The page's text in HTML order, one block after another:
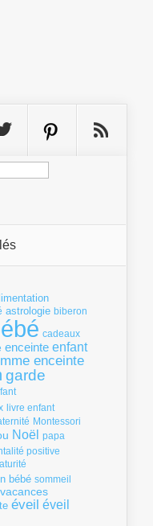
astrologie biberon
cadeaux
enceinte enfant
enceinte
garde
livre enfant
Montessori
Noël papa
positive
bébé sommeil
vacances
éveil éveil